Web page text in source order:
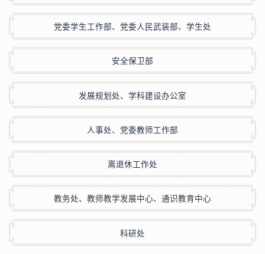
党委学生工作部、党委人民武装部、学生处
安全保卫部
发展规划处、学科建设办公室
人事处、党委教师工作部
离退休工作处
教务处、 教师教学发展中心、 通识教育中心
科研处